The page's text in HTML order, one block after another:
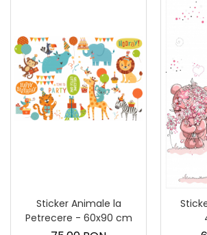
Sticker Animale la
Petrecere - 60x90 cm